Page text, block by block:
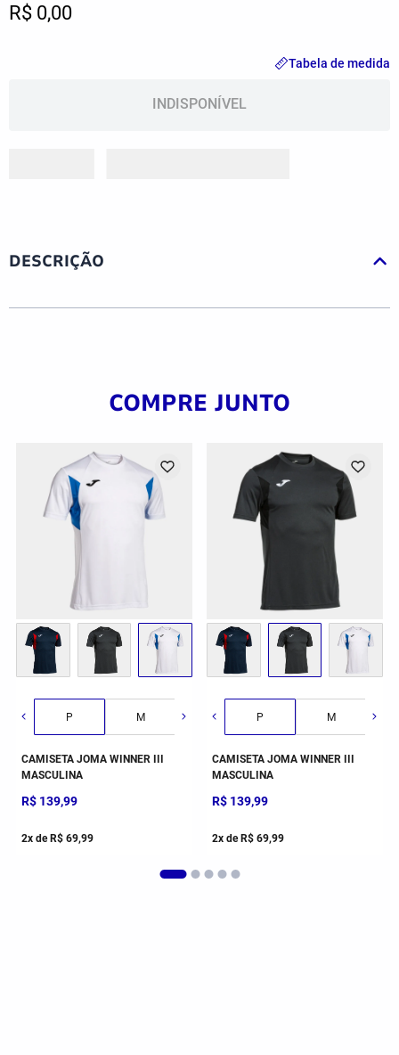
R$ 0,00
Tabela de medida
INDISPONÍVEL
DESCRIÇÃO
COMPRE JUNTO
G 2GG/3G
P M G
CAMISETA JOMA WINNER III
MASCULINA
R$ 139,99
2x de R$ 69,99
P M
CAMISETA JOMA WINNER III
MASCULINA
R$ 139,99
2x de R$ 69,99